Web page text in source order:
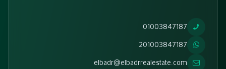
01003847187
201003847187
elbadr@elbadrrealestate.com